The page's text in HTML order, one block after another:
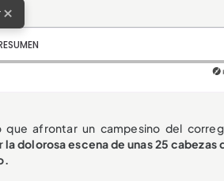
×
que afrontar un campesino del
la dolorosa escena de unas 25 cabezas